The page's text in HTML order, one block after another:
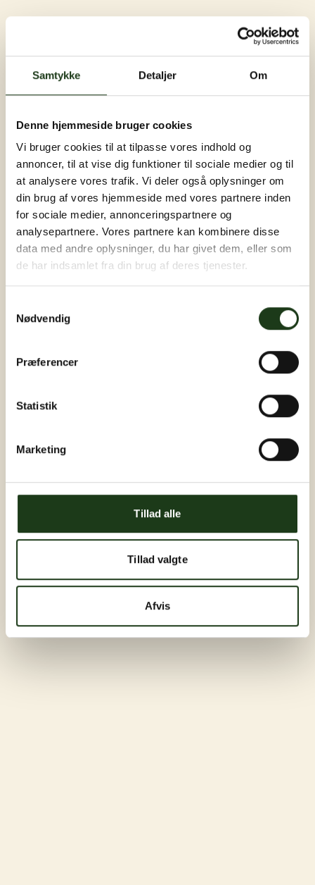
Samtykke Detaljer Om
Denne hjemmeside bruger cookies
Vi bruger cookies til at tilpasse vores indhold og
annoncer, til at vise dig funktioner til sociale medier og til
at analysere vores trafik. Vi deler også oplysninger om
din brug af vores hjemmeside med vores partnere inden
for sociale medier, annonceringspartnere og
analysepartnere. Vores partnere kan kombinere disse
data med andre oplysninger, du har givet dem, eller som
de har indsamlet fra din brug af deres tjenester.
Nødvendig
Præferencer
Statistik
Marketing
Tillad alle
Tillad valgte
Afvis